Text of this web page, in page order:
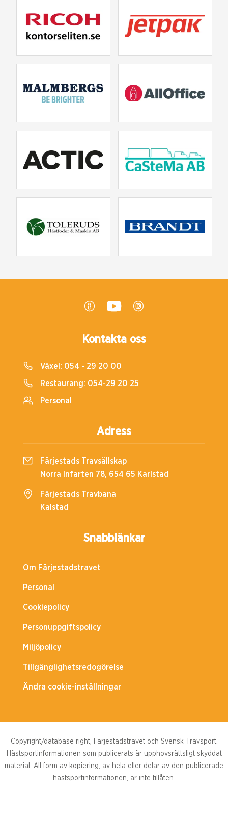
Snabblänkar
Om Färjestadstravet
Personal
Cookiepolicy
Personuppgiftspolicy
Miljöpolicy
Tillgänglighetsredogörelse
Ändra cookie-inställningar
Kontakta oss
Växel: 054 - 29 20 00
Restaurang: 054-29 20 25
Personal
Adress
Färjestads Travsällskap
Norra Infarten 78, 654 65 Karlstad
Färjestads Travbana
Kalstad
Copyright/database right, Färjestadstravet och Svensk Travsport.
Hästsportinformationen som publicerats är upphovsrättsligt skyddat
material. All form av kopiering, av hela eller delar av den publicerade
hästsportinformationen, är inte tillåten.